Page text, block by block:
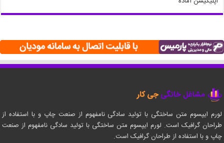
لورم ایپسوم متن ساختگی با تولید سادگی نامفهوم از صنعت چاپ و با استفاده از
طراحان گرافیک است. لورم ایپسوم متن ساختگی با تولید سادگی نامفهوم از صنعت
چاپ و با استفاده از طراحان گرافیک است.